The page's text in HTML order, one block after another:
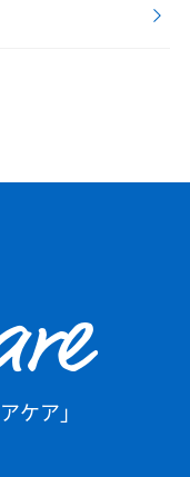
ケア」